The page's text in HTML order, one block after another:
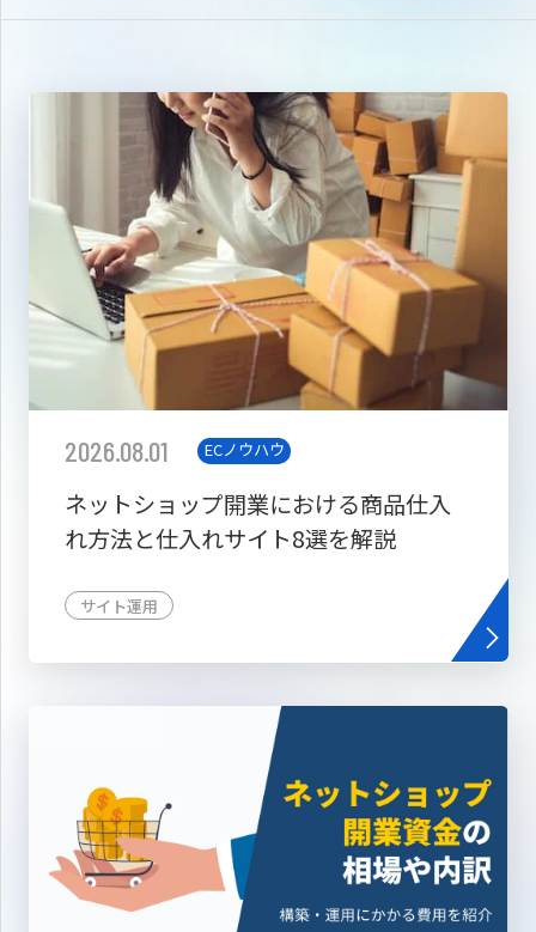
2026.08.01 ECノウハウ
ネットショップ開業における商品仕入
れ方法と仕入れサイト8選を解説
サイト運用